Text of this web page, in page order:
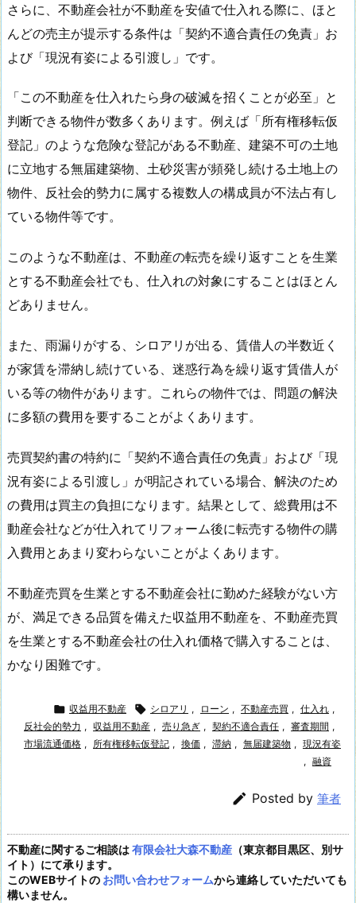
さらに、不動産会社が不動産を安値で仕入れる際に、ほと
んどの売主が提示する条件は「契約不適合責任の免責」お
よび「現況有姿による引渡し」です。
「この不動産を仕入れたら身の破滅を招くことが必至」と
判断できる物件が数多くあります。例えば「所有権移転仮
登記」のような危険な登記がある不動産、建築不可の土地
に立地する無届建築物、土砂災害が頻発し続ける土地上の
物件、反社会的勢力に属する複数人の構成員が不法占有し
ている物件等です。
このような不動産は、不動産の転売を繰り返すことを生業
とする不動産会社でも、仕入れの対象にすることはほとん
どありません。
また、雨漏りがする、シロアリが出る、賃借人の半数近く
が家賃を滞納し続けている、迷惑行為を繰り返す賃借人が
いる等の物件があります。これらの物件では、問題の解決
に多額の費用を要することがよくあります。
売買契約書の特約に「契約不適合責任の免責」および「現
況有姿による引渡し」が明記されている場合、解決のため
の費用は買主の負担になります。結果として、総費用は不
動産会社などが仕入れてリフォーム後に転売する物件の購
入費用とあまり変わらないことがよくあります。
不動産売買を生業とする不動産会社に勤めた経験がない方
が、満足できる品質を備えた収益用不動産を、不動産売買
を生業とする不動産会社の仕入れ価格で購入することは、
かなり困難です。
 収益用不動産  シロアリ , ローン , 不動産売買 , 仕入れ ,
反社会的勢力 , 収益用不動産 , 売り急ぎ , 契約不適合責任 , 審査期間 ,
市場流通価格 , 所有権移転仮登記 , 換価 , 滞納 , 無届建築物 , 現況有姿
, 融資
 Posted by 筆者
不動産に関するご相談は有限会社大森不動産 （東京都目黒区、別サ
イト）にて承ります。
このWEBサイトの お問い合わせフォームから連絡していただいても
構いません。